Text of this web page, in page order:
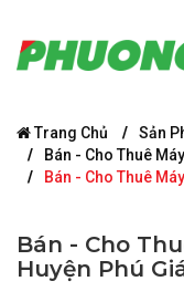
Trang Chủ Sản
Bán - Cho Thuê
Bán - Cho Thuê
Bán - Cho
Huyện Phú